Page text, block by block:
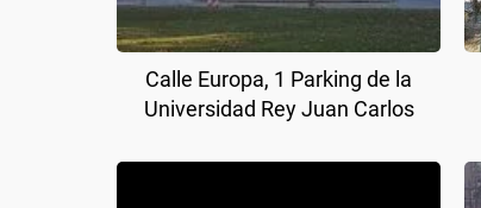
Calle Europa, 1 Parking de la
Universidad Rey Juan Carlos